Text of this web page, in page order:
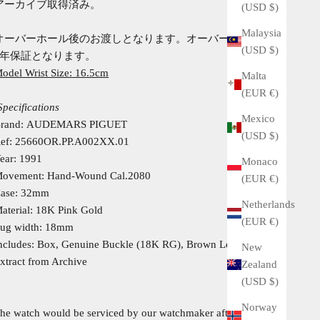
(USD $)
Malaysia
(USD $)
Malta
(EUR €)
Mexico
(USD $)
Monaco
(EUR €)
Netherlands
(EUR €)
New
Zealand
(USD $)
Norway
ーカイブ取得済み。
ーバーホール後のお渡しとなります。オーバーホール後、
保証となります。
Wrist Size: 16.5cm
AUDEMARS PIGUET
25660OR.PP.A002XX.01
1991
Hand-Wound Cal.2080
32mm
18K Pink Gold
width: 18mm
Box, Genuine Buckle (18K RG), Brown Leather Strap,
from Archive
watch would be serviced by our watchmaker after your